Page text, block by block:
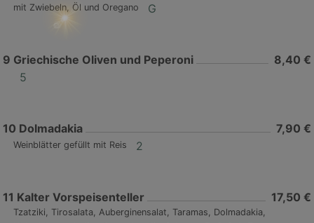
mit Zwiebeln, Öl und Oregano G
9 Griechische Oliven und Peperoni
8,40 €
5
10 Dolmadakia 7,90 €
Weinblätter gefüllt mit Reis 2
11 Kalter Vorspeisenteller 17,50 €
Tzatziki, Tirosalata, Auberginensalat, Taramas, Dolmadakia,